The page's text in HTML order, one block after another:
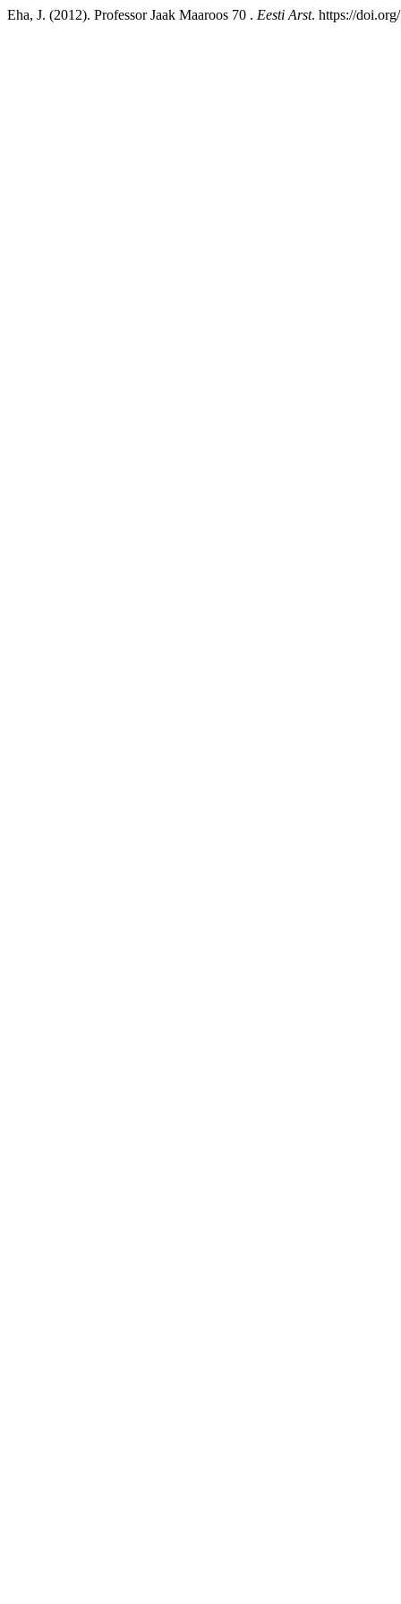
Eha, J. (2012). Professor Jaak Maaroos 70 . Eesti Arst. https://